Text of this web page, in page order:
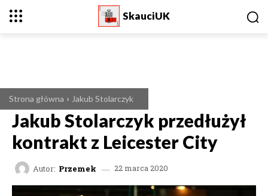
SkauciUK
Strona główna Jakub Stolarczyk
Jakub Stolarczyk przedłużył
kontrakt z Leicester City
Autor: Przemek 22 marca 2020